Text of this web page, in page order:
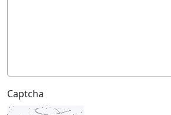
Captcha